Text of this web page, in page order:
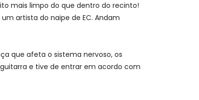
mais limpo do que dentro do recinto!
artista do naipe de EC. Andam
que afeta o sistema nervoso, os
e tive de entrar em acordo com